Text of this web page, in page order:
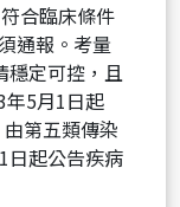
合臨床條件
通報。考量
穩定可控，且
年5月1日起
由第五類傳染
日起公告疾病